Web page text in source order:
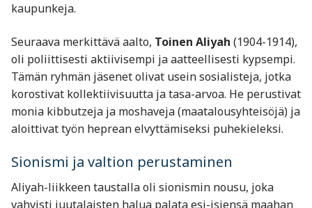
kaupunkeja.
Seuraava merkittävä aalto, Toinen Aliyah (1904-1914),
oli poliittisesti aktiivisempi ja aatteellisesti kypsempi.
Tämän ryhmän jäsenet olivat usein sosialisteja, jotka
korostivat kollektiivisuutta ja tasa-arvoa. He perustivat
monia kibbutzeja ja moshaveja (maatalousyhteisöjä) ja
aloittivat työn heprean elvyttämiseksi puhekieleksi.
Sionismi ja valtion perustaminen
Aliyah-liikkeen taustalla oli sionismin nousu, joka
vahvisti juutalaisten halua palata esi-isiensä maahan